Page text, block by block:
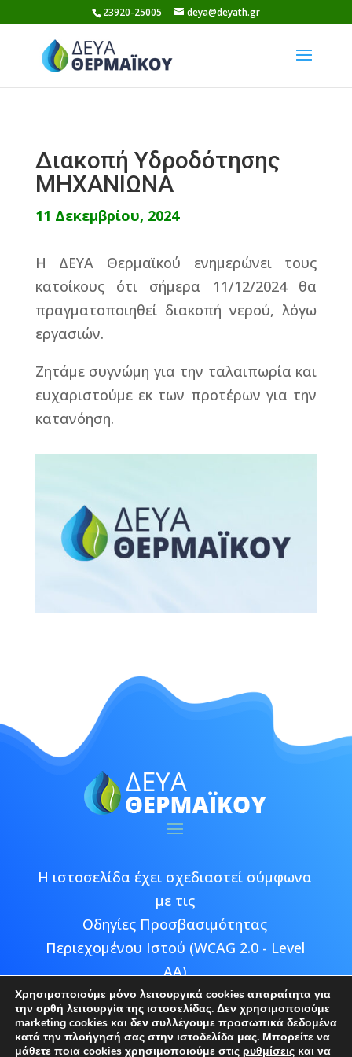
to
content
23920-25005 deya@deyath.gr
Διακοπή Υδροδότησης
ΜΗΧΑΝΙΩΝΑ
11 Δεκεμβρίου, 2024
Η ΔΕΥΑ Θερμαϊκού ενημερώνει τους
κατοίκους ότι σήμερα 11/12/2024 θα
πραγματοποιηθεί διακοπή νερού, λόγω
εργασιών.
Ζητάμε συγνώμη για την ταλαιπωρία και
ευχαριστούμε εκ των προτέρων για την
κατανόηση.
Η ιστοσελίδα έχει σχεδιαστεί σύμφωνα
με τις
Οδηγίες Προσβασιμότητας
Περιεχομένου Ιστού (WCAG 2.0 - Level
AA)
Χρησιμοποιούμε μόνο λειτουργικά cookies απαραίτητα για
την ορθή λειτουργία της ιστοσελίδας. Δεν χρησιμοποιούμε
marketing cookies και δεν συλλέγουμε προσωπικά δεδομένα
κατά την πλοήγησή σας στην ιστοδελίδα μας. Μπορείτε να
μάθετε ποια cookies χρησιμοποιούμε στις ρυθμίσεις και να